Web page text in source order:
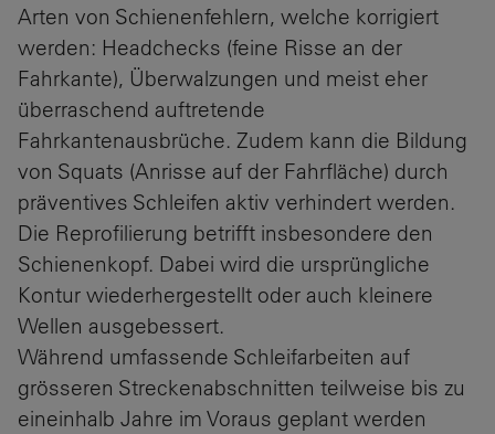
Arten von Schienenfehlern, welche korrigiert
werden: Headchecks (feine Risse an der
Fahrkante), Überwalzungen und meist eher
überraschend auftretende
Fahrkantenausbrüche. Zudem kann die Bildung
von Squats (Anrisse auf der Fahrfläche) durch
präventives Schleifen aktiv verhindert werden.
Die Reprofilierung betrifft insbesondere den
Schienenkopf. Dabei wird die ursprüngliche
Kontur wiederhergestellt oder auch kleinere
Wellen ausgebessert.
Während umfassende Schleifarbeiten auf
grösseren Streckenabschnitten teilweise bis zu
eineinhalb Jahre im Voraus geplant werden